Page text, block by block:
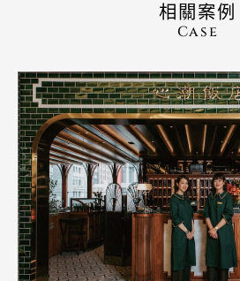
相關案例
Case